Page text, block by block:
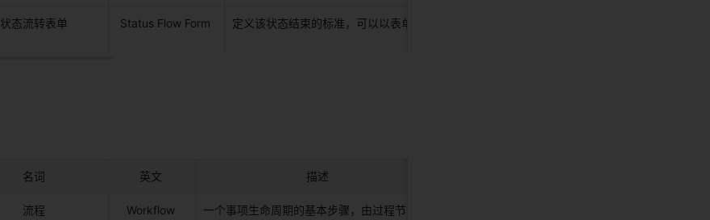
状态流转表单 Status Flow Form 定义该状态结束的标准，可以以表单的形式展示
名词 英文 描述
流程 Workflow
一个事项生命周期的基本步骤，由过程节点及